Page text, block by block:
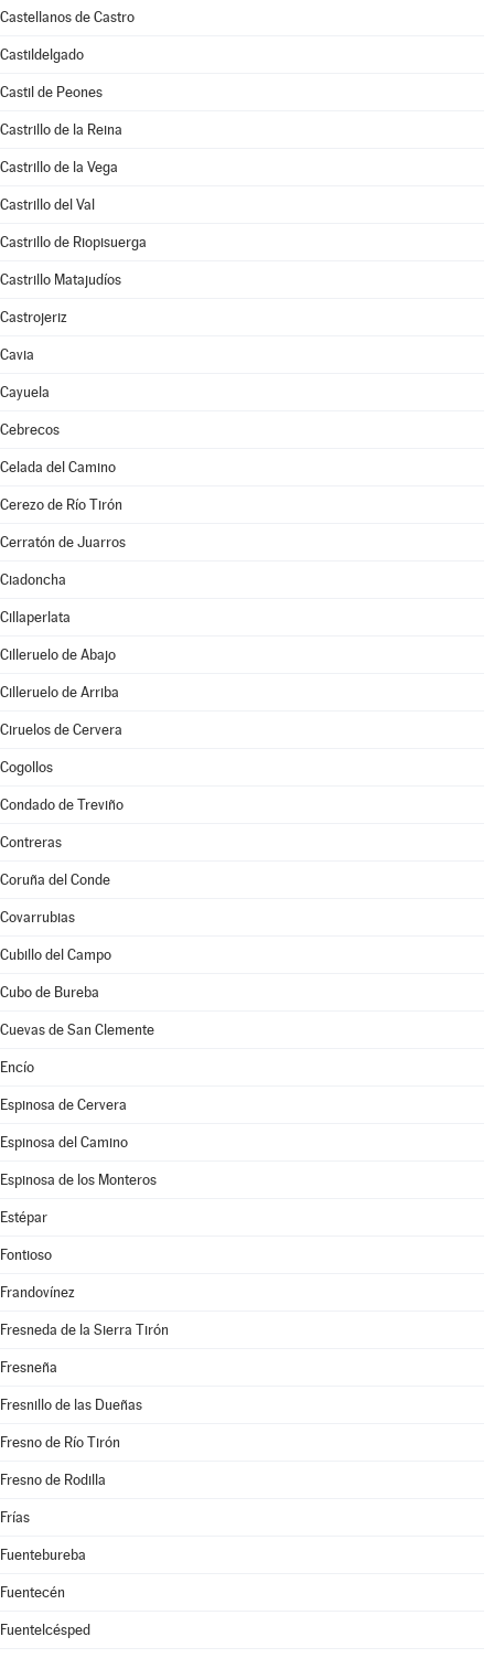
Castellanos de Castro
Castildelgado
Castil de Peones
Castrillo de la Reina
Castrillo de la Vega
Castrillo del Val
Castrillo de Riopisuerga
Castrillo Matajudíos
Castrojeriz
Cavia
Cayuela
Cebrecos
Celada del Camino
Cerezo de Río Tirón
Cerratón de Juarros
Ciadoncha
Cillaperlata
Cilleruelo de Abajo
Cilleruelo de Arriba
Ciruelos de Cervera
Cogollos
Condado de Treviño
Contreras
Coruña del Conde
Covarrubias
Cubillo del Campo
Cubo de Bureba
Cuevas de San Clemente
Encío
Espinosa de Cervera
Espinosa del Camino
Espinosa de los Monteros
Estépar
Fontioso
Frandovínez
Fresneda de la Sierra Tirón
Fresneña
Fresnillo de las Dueñas
Fresno de Río Tirón
Fresno de Rodilla
Frías
Fuentebureba
Fuentecén
Fuentelcésped